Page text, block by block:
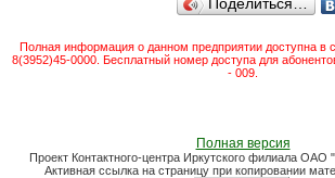
Поделиться…
Полная информация о данном предприятии доступна в
8(3952)45-0000. Бесплатный номер доступа для
- 009.
Полная версия
Проект Контактного-центра Иркутского филиала ОАО
Активная ссылка на страницу при копировании